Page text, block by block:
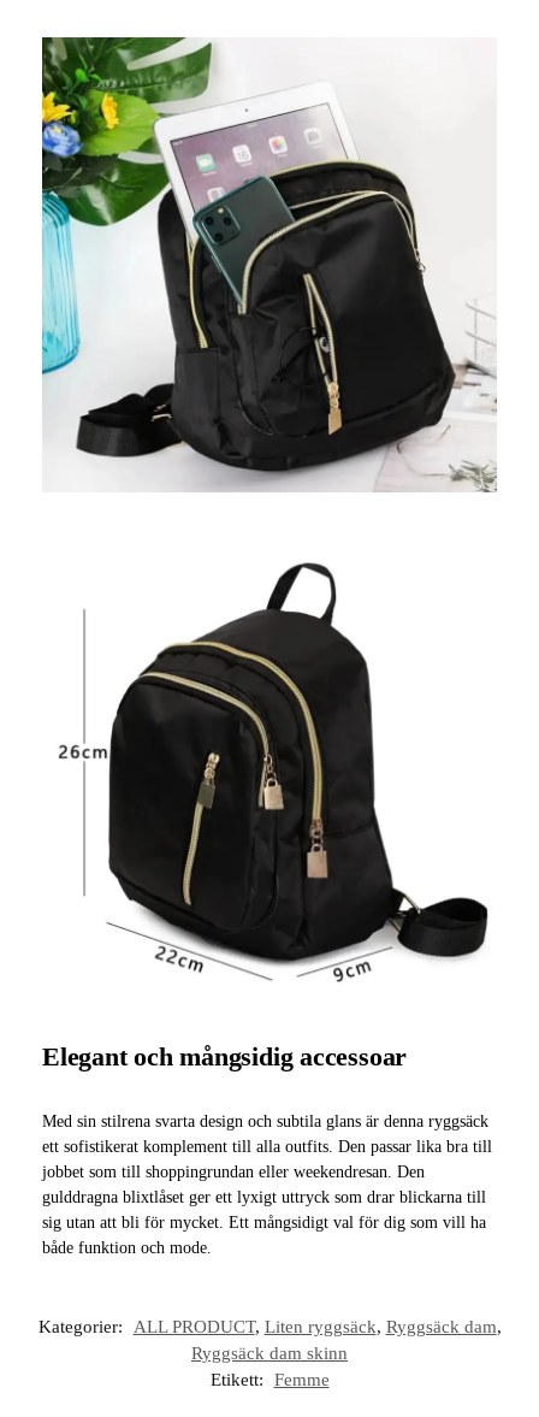
Elegant och mångsidig accessoar
Med sin stilrena svarta design och subtila glans är denna ryggsäck
ett sofistikerat komplement till alla outfits. Den passar lika bra till
jobbet som till shoppingrundan eller weekendresan. Den
gulddragna blixtlåset ger ett lyxigt uttryck som drar blickarna till
sig utan att bli för mycket. Ett mångsidigt val för dig som vill ha
både funktion och mode.
Kategorier: ALL PRODUCT, Liten ryggsäck, Ryggsäck dam,
Ryggsäck dam skinn
Etikett:
Femme